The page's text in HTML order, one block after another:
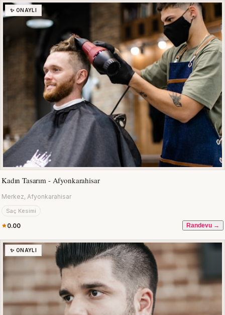
✨ ONAYLI
Kadın Tasarım - Afyonkarahisar
Merkez, Afyonkarahisar
Saç Kesimi
0.00 Randevu →
✨ ONAYLI